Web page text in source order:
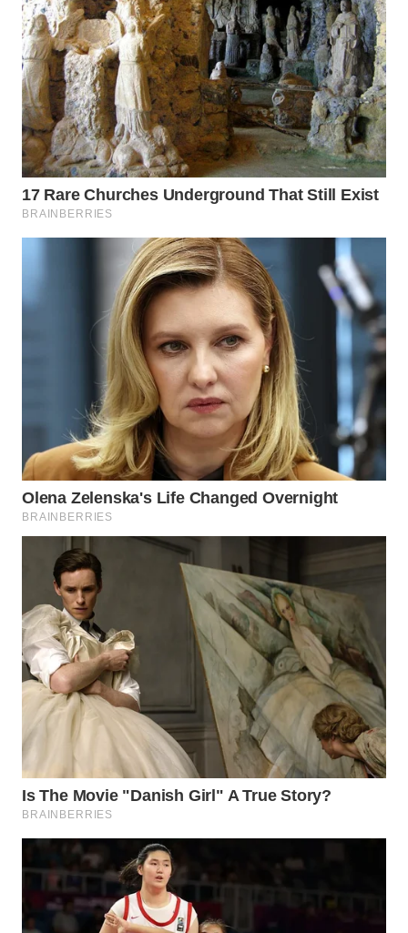
MALUKU
WN
MALUT
WN
DAIRI
WN
TOBA
WN
TAPANULI
SELATAN
WN
LESUNG
WN
KARO
WN
SIMALUNGUN
WN
LABUHANBATU
WN
TAPANULI
TENGAH
WN DELI
SERDANG